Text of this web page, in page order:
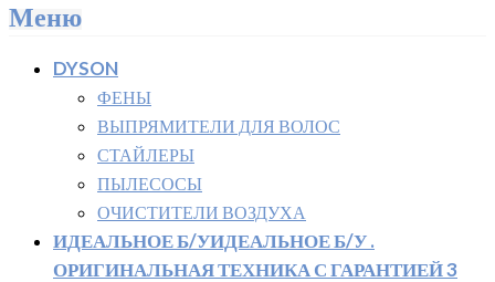
Меню
DYSON
ФЕНЫ
ВЫПРЯМИТЕЛИ ДЛЯ ВОЛОС
СТАЙЛЕРЫ
ПЫЛЕСОСЫ
ОЧИСТИТЕЛИ ВОЗДУХА
ИДЕАЛЬНОЕ Б/УИДЕАЛЬНОЕ Б/У .
ОРИГИНАЛЬНАЯ ТЕХНИКА С ГАРАНТИЕЙ 3